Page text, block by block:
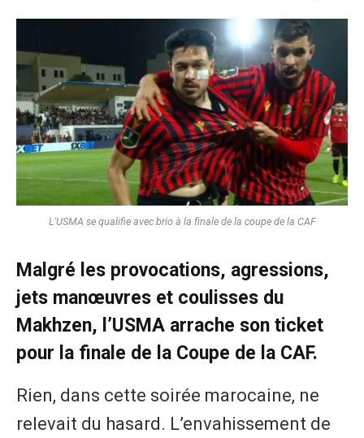
L'USMA se qualifie avec brio à la finale de la coupe de la CAF
Malgré les provocations, agressions,
jets manœuvres et coulisses du
Makhzen, l’USMA arrache son ticket
pour la finale de la Coupe de la CAF.
Rien, dans cette soirée marocaine, ne
relevait du hasard. L’envahissement de